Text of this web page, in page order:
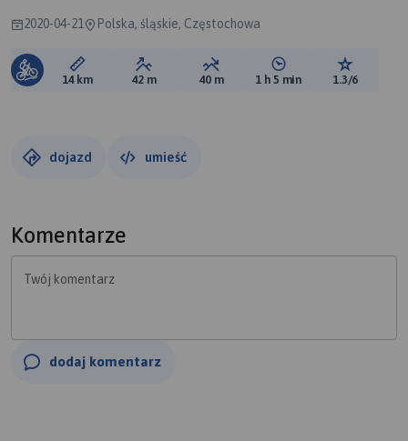
2020-04-21 Polska, śląskie, Częstochowa
Długość trasy:
14 km Suma przewyższeń:
42 m Suma spadków:
40 m Średni czas potrzebny
1 h 5 min Ocena
1.3/6
dojazd umieść
Komentarze
Twój komentarz
dodaj komentarz